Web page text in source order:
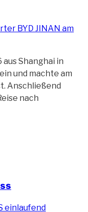
aus Shanghai in
und machte am
Anschließend
nach